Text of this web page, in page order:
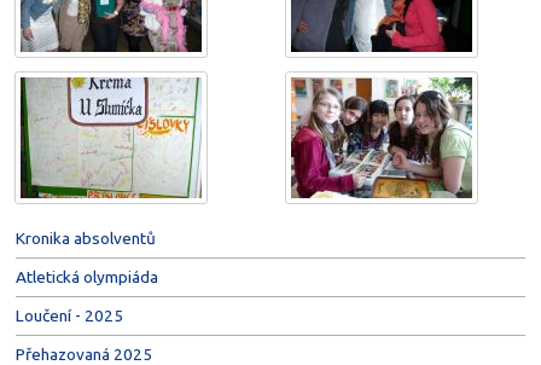
Kronika absolventů
Atletická olympiáda
Loučení - 2025
Přehazovaná 2025